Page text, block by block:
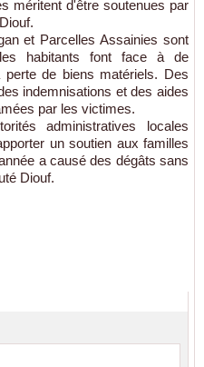
méritent d'être soutenues par
et Parcelles Assainies sont
habitants font face à de
de biens matériels. Des
indemnisations et des aides
par les victimes.
administratives locales
un soutien aux familles
a causé des dégâts sans
Diouf.